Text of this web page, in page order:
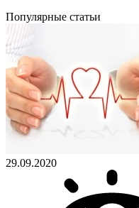
Популярные статьи
29.09.2020